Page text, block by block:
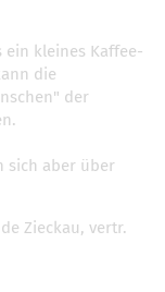
ein kleines Kaffee-
die
der
sich aber über
Zieckau, vertr.